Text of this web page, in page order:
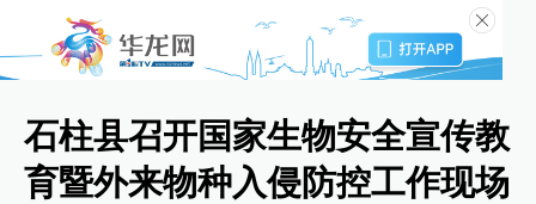
石柱县召开国家生物安全宣传教
育暨外来物种入侵防控工作现场